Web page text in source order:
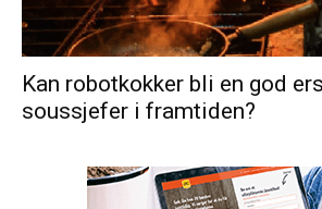
Kan robotkokker bli en god
soussjefer i framtiden?